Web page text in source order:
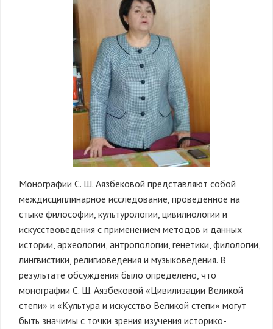
Монографии С. Ш. Аязбековой представляют собой
междисциплинарное исследование, проведенное на
стыке философии, культурологии, цивилиологии и
искусствоведения с применением методов и данных
истории, археологии, антропологии, генетики, филологии,
лингвистики, религиоведения и музыковедения. В
результате обсуждения было определено, что
монографии С. Ш. Аязбековой «Цивилизации Великой
степи» и «Культура и искусство Великой степи» могут
быть значимы с точки зрения изучения историко-